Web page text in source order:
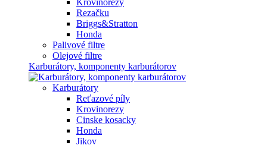
Krovinorezy
Rezačku
Briggs&Stratton
Honda
Palivové filtre
Olejové filtre
Karburátory, komponenty karburátorov
Karburátory
Reťazové píly
Krovinorezy
Cinske kosacky
Honda
Jikov